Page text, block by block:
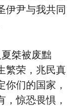
伊尹与我共同
桀被废黜
繁荣，兆民真
你们的国家，
惊恐畏惧，